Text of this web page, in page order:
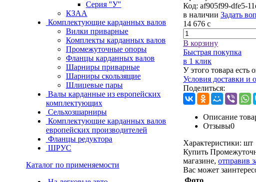
Серия "У"
КЗАА
Комплектующие карданных валов
Вилки приварные
Комплекты карданных валов
Промежуточные опоры
Фланцы карданных валов
Шарниры приварные
Шарниры скользящие
Шлицевые пары
Валы карданные из европейских
комплектующих
Сельхозшарниры
Комплектующие карданных валов
европейских производителей
Фланцы редуктора
ШРУС
Каталог по применяемости
Код: af905f99-dfe5-
в наличии Задать
14 676 c
В корзину
Быстрая покупка
в 1 клик
У этого товара есть
Условия доставки и
Поделиться:
Описание
Отзывы0
Характеристики: шт
Купить
магазине, отправив
Вас может